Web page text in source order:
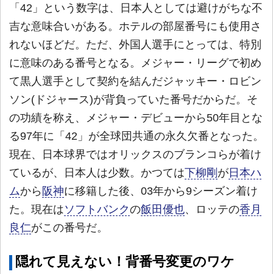
「42」という数字は、日本人としては避けがちな不
吉な意味合いがある。ホテルの部屋番号にも使用さ
れないほどだ。ただ、外国人選手にとっては、特別
に意味のある番号となる。メジャー・リーグで初め
て黒人選手として契約を結んだジャッキー・ロビン
ソン(ドジャース)が背負っていた番号だからだ。そ
の功績を称え、メジャー・デビューから50年目とな
る97年に「42」が全球団共通の永久欠番となった。
現在、日本球界ではオリックスのブランコらが着け
ているが、日本人は少数。かつては下柳剛 が日本ハ
ムから 阪神に移籍した後、03年から9シーズン着け
た。現在はソフトバンクの飯田優也、ロッテの香月
良仁がこの番号だ。
隠れて見えない！背番号変更のワケ